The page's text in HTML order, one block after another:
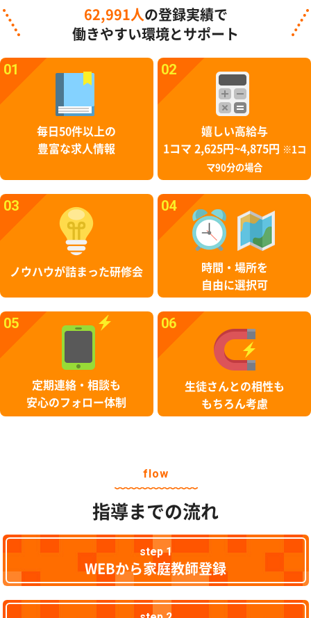
62,991人 の登録実績で
働きやすい環境とサポート
01
毎日50件以上の
豊富な求人情報
02
嬉しい高給与
1コマ 2,625円~4,875円
※1コ
マ90分の場合
03
ノウハウが詰まった研修会
04
時間・場所を
自由に選択可
05
定期連絡・相談も
安心のフォロー体制
06
生徒さんとの相性も
もちろん考慮
flow
指導までの流れ
step 1
WEBから家庭教師登録